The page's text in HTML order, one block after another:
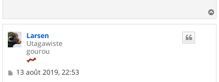
a
Larsen
Utagawiste
gourou
M13 août 2019, 22:53